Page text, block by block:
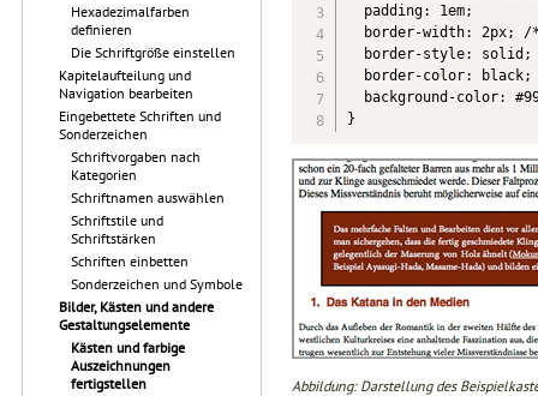
Hexadezimalfarben
definieren
Die Schriftgröße einstellen
Kapitelaufteilung und
Navigation bearbeiten
Eingebettete Schriften und
Sonderzeichen
Schriftvorgaben nach
Kategorien
Schriftnamen auswählen
Schriftstile und
Schriftstärken
Schriften einbetten
Sonderzeichen und Symbole
Bilder, Kästen und andere
Gestaltungselemente
Kästen und farbige
Auszeichnungen
fertigstellen
  padding: 1em;
border-width: 2px; /
border-style: solid;
border-color: black;
background-color:
}
Abbildung: Darstellung des